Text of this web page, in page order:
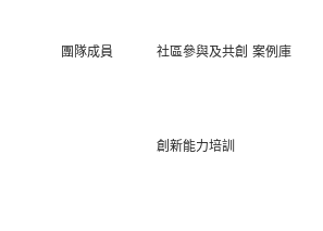
團隊成員 社區參與及共創
創新能力培訓
案例庫